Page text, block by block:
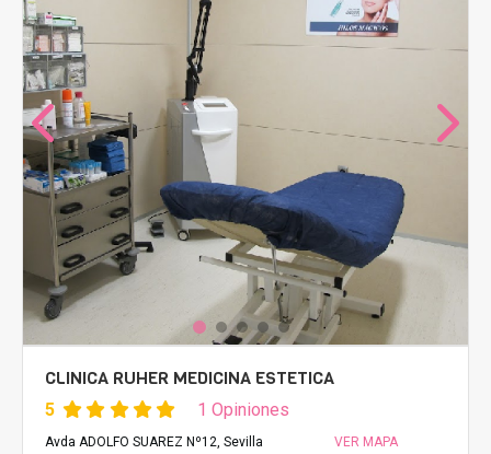
CLINICA RUHER MEDICINA ESTETICA
5 1 Opiniones
Avda ADOLFO SUAREZ Nº12, Sevilla VER MAPA